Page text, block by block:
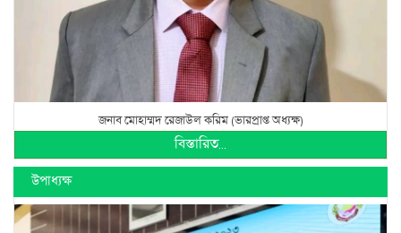
জনাব মোহাম্মদ রেজাউল করিম (ভারপ্রাপ্ত অধ্যক্ষ)
বিস্তারিত...
উপাধ্যক্ষ